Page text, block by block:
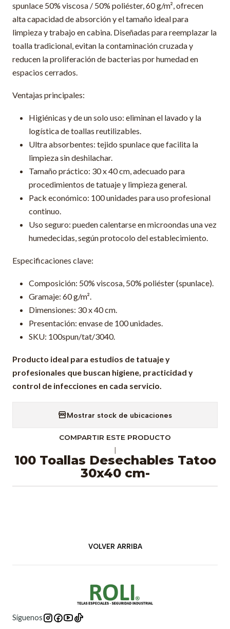
spunlace 50% viscosa / 50% poliéster, 60 g/m², ofrecen
alta capacidad de absorción y el tamaño ideal para
limpieza y trabajo en cabina. Diseñadas para reemplazar la
toalla tradicional, evitan la contaminación cruzada y
reducen la proliferación de bacterias por humedad en
espacios cerrados.
Ventajas principales:
Higiénicas y de un solo uso: eliminan el lavado y la
logística de toallas reutilizables.
Ultra absorbentes: tejido spunlace que facilita la
limpieza sin deshilachar.
Tamaño práctico: 30 x 40 cm, adecuado para
procedimientos de tatuaje y limpieza general.
Pack económico: 100 unidades para uso profesional
continuo.
Uso seguro: pueden calentarse en microondas una vez
humedecidas, según protocolo del establecimiento.
Especificaciones clave:
Composición: 50% viscosa, 50% poliéster (spunlace).
Gramaje: 60 g/m².
Dimensiones: 30 x 40 cm.
Presentación: envase de 100 unidades.
SKU: 100spun/tat/3040.
Producto ideal para estudios de tatuaje y
profesionales que buscan higiene, practicidad y
control de infecciones en cada servicio.
Mostrar stock de ubicaciones
COMPARTIR ESTE PRODUCTO
100 Toallas Desechables Tatoo
30x40 cm-
VOLVER ARRIBA
Síguenos